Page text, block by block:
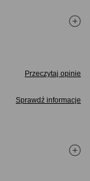
Przeczytaj opinie
Sprawdź informacje